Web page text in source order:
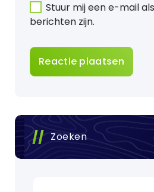
Stuur mij een e-mail
berichten zijn.
Zoeken